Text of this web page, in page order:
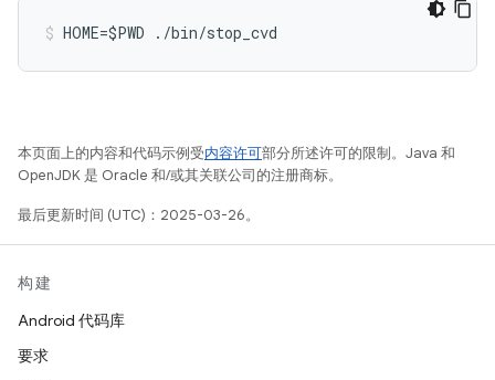
HOME=$PWD ./bin/stop_cvd
本页面上的内容和代码示例受内容许可部分所述许可的限制。Java 和
OpenJDK 是 Oracle 和/或其关联公司的注册商标。
最后更新时间 (UTC)：2025-03-26。
构建
Android 代码库
要求